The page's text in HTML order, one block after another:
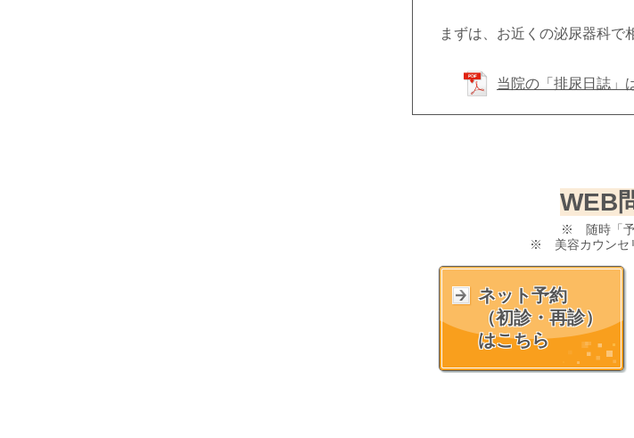
まずは、お近くの泌尿器科で
当院の「排尿日誌」
WEB
※ 随時「予
※ 美容カウンセ
ネット予約
（初診・再診）
はこちら